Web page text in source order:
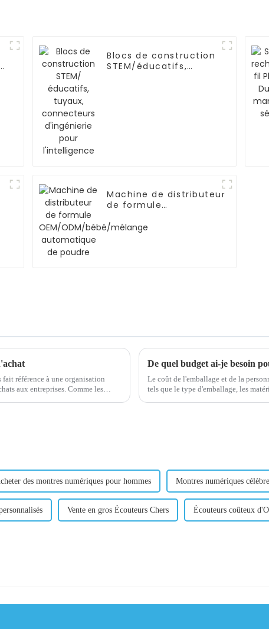
Blocs de construction
STEM/éducatifs,
Machine de distributeur
de formule
automatique de poudre
fait référence à une organisation
Comme les
Le coût de l'emballage et de la
tels que le type d'emballage, les
des montres numériques pour hommes Montres numériques
Vente en gros Écouteurs Chers Écouteurs coûteux